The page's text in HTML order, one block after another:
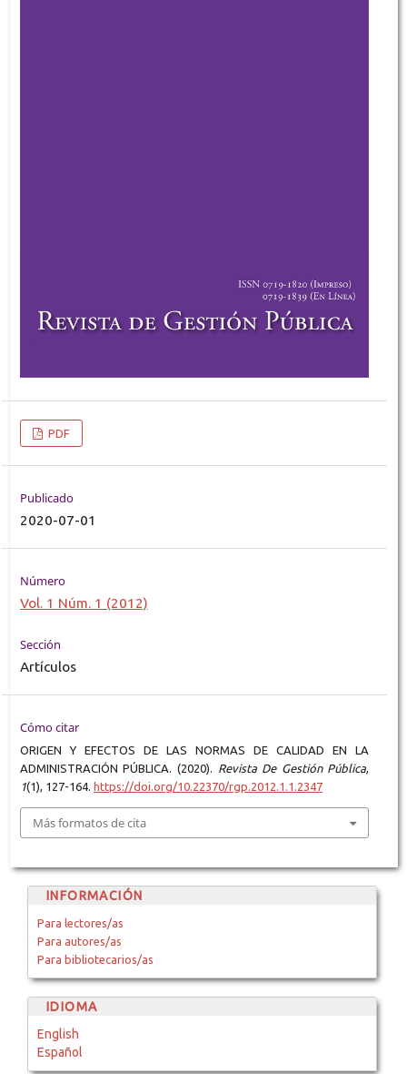
PDF
Publicado
2020-07-01
Número
Vol. 1 Núm. 1 (2012)
Sección
Artículos
Cómo citar
ORIGEN Y EFECTOS DE LAS NORMAS DE CALIDAD EN LA
ADMINISTRACIÓN PÚBLICA. (2020). Revista De Gestión Pública,
1(1), 127-164. https://doi.org/10.22370/rgp.2012.1.1.2347
Más formatos de cita
INFORMACIÓN
Para lectores/as
Para autores/as
Para bibliotecarios/as
IDIOMA
English
Español